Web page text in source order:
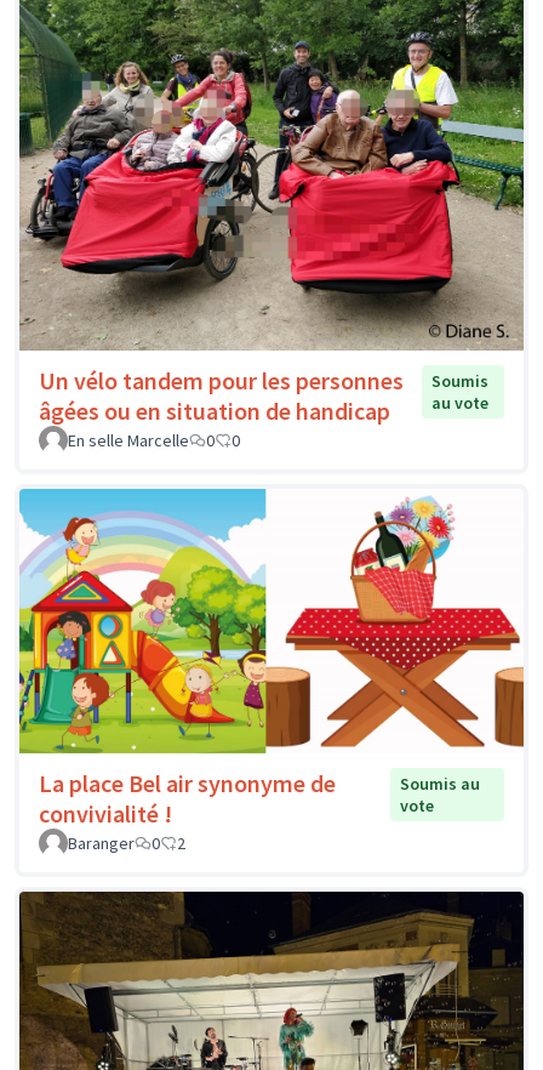
Un vélo tandem pour les personnes
âgées ou en situation de handicap
Soumis
au vote
En selle Marcelle
0 0
La place Bel air synonyme de
convivialité !
Soumis au
vote
Baranger
0 2